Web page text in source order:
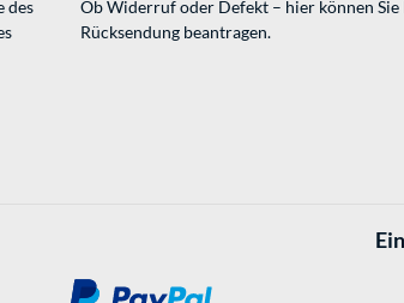
des
Ob Widerruf oder Defekt – hier können Sie
Rücksendung beantragen.